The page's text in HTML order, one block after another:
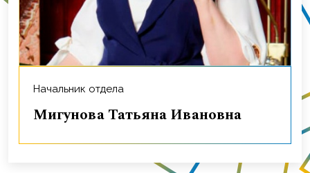
Начальник отдела
Мигунова Татьяна Ивановна